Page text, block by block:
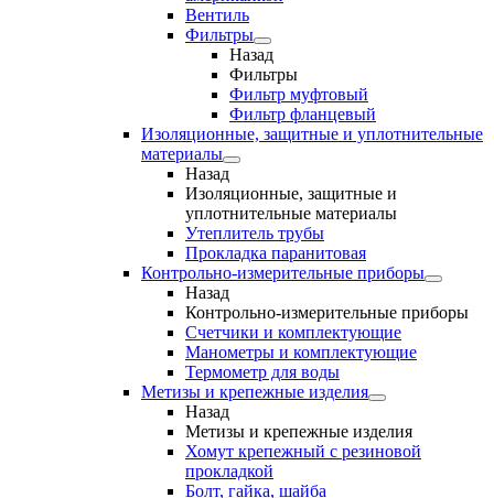
Вентиль
Фильтры
Назад
Фильтры
Фильтр муфтовый
Фильтр фланцевый
Изоляционные, защитные и уплотнительные
материалы
Назад
Изоляционные, защитные и
уплотнительные материалы
Утеплитель трубы
Прокладка паранитовая
Контрольно-измерительные приборы
Назад
Контрольно-измерительные приборы
Счетчики и комплектующие
Манометры и комплектующие
Термометр для воды
Метизы и крепежные изделия
Назад
Метизы и крепежные изделия
Хомут крепежный с резиновой
прокладкой
Болт, гайка, шайба